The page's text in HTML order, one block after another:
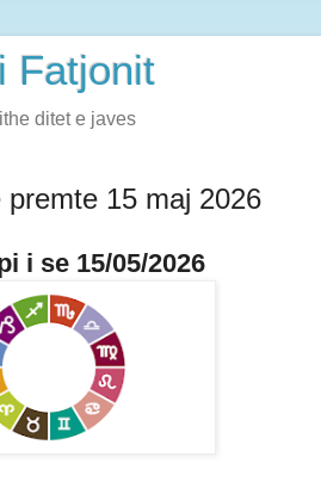
Fatjonit
ditet e javes
premte 15 maj 2026
i se 15/05/2026